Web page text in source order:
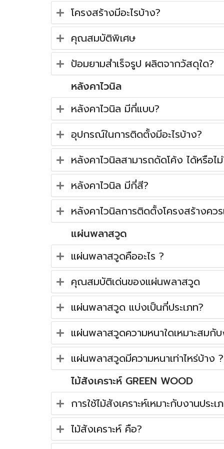
โครงสร้างมีอะไรบ้าง?
คุณสมบัติพิเศษ
ป้อมยามสำเร็จรูป ผลิตจากวัสดุใด?
หลังคาไวนิล
หลังคาไวนิล มีกี่แบบ?
อุปกรณ์ในการติดตั้งมีอะไรบ้าง?
หลังคาไวนิลสามารถดัดโค้ง ได้หรือไ
หลังคาไวนิล มีกี่สี?
หลังคาไวนิลการติดตั้งโครงสร้างควร
แผ่นพลาสวูด
แผ่นพลาสวูดคืออะไร ?
คุณสมบัติเด่นของแผ่นพลาสวูด
แผ่นพลาสวูด แบ่งเป็นกี่ประเภท?
แผ่นพลาสวูดความหนาใดเหมาะสมกั
แผ่นพลาสวูดมีความหนาเท่าไหร่บ้าง ?
ไม้สังเคราะห์ GREEN WOOD
การใช้ไม้สังเคราะห์เหมาะกับงานประเ
ไม้สังเคราะห์ คือ?